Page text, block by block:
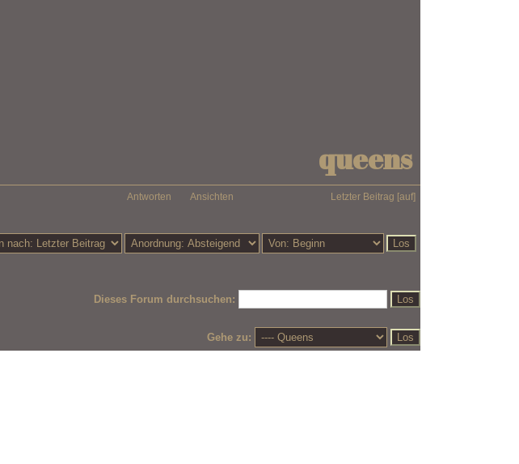
queens
Antworten Ansichten Letzter Beitrag [auf]
Dieses Forum durchsuchen:
Gehe zu: